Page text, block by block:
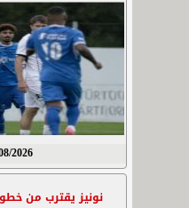
04/08/2026
نونيز يقترب من